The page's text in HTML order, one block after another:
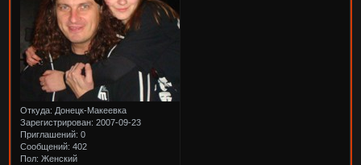
Откуда: Донецк-Макеевка
Зарегистрирован: 2007-09-23
Приглашений: 0
Сообщений: 402
Пол: Женский